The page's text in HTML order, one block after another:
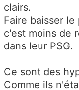
clairs.
Faire baisser
c'est moins de
dans leur PSG.
Ce sont des
Comme ils